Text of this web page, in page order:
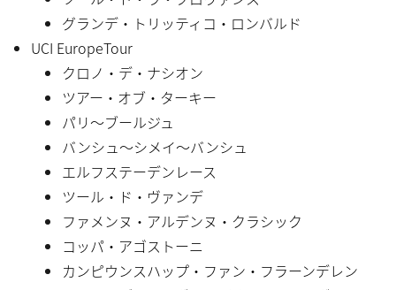
グランデ・トリッティコ・ロンバルド
UCI EuropeTour
クロノ・デ・ナシオン
ツアー・オブ・ターキー
パリ〜ブールジュ
バンシュ〜シメイ〜バンシュ
エルフステーデンレース
ツール・ド・ヴァンデ
ファメンヌ・アルデンヌ・クラシック
コッパ・アゴストーニ
カンピウンスハップ・ファン・フラーンデレン